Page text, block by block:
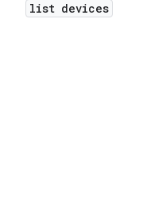
list devices